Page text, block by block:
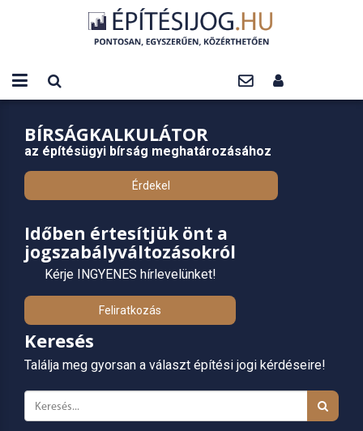
BÍRSÁGKALKULÁTOR
az építésügyi bírság meghatározásához
Érdekel
Időben értesítjük önt a
jogszabályváltozásokról
Kérje INGYENES hírlevelünket!
Feliratkozás
Keresés
Találja meg gyorsan a választ építési jogi kérdéseire!